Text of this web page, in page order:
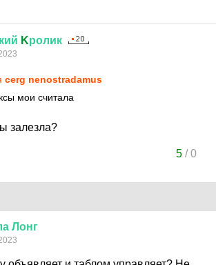
Kролик
cerg nenostradamus
мои считала
залезла?
5/0
Лонг